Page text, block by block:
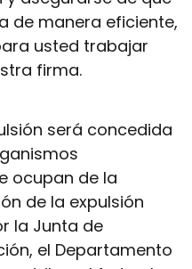
de manera eficiente,
usted trabajar
firma.
será concedida
ocupan de la
de la expulsión
la Junta de
el Departamento